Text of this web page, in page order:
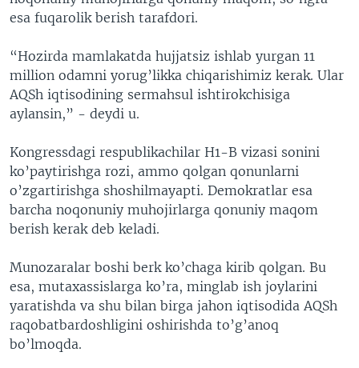
esa fuqarolik berish tarafdori.
“Hozirda mamlakatda hujjatsiz ishlab yurgan 11
million odamni yorug’likka chiqarishimiz kerak. Ular
AQSh iqtisodining sermahsul ishtirokchisiga
aylansin,” - deydi u.
Kongressdagi respublikachilar H1-B vizasi sonini
ko’paytirishga rozi, ammo qolgan qonunlarni
o’zgartirishga shoshilmayapti. Demokratlar esa
barcha noqonuniy muhojirlarga qonuniy maqom
berish kerak deb keladi.
Munozaralar boshi berk ko’chaga kirib qolgan. Bu
esa, mutaxassislarga ko’ra, minglab ish joylarini
yaratishda va shu bilan birga jahon iqtisodida AQSh
raqobatbardoshligini oshirishda to’g’anoq
bo’lmoqda.